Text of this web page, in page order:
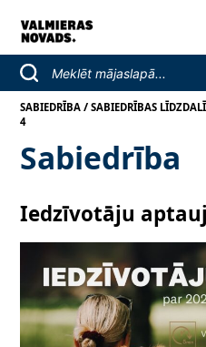
SABIEDRĪBA /SABIEDRĪBAS
4
Sabiedrība
Iedzīvotāju